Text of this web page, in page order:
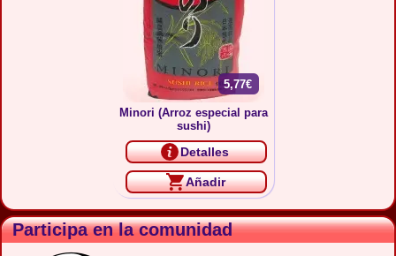
5,77€
Minori (Arroz especial para
sushi)
Detalles
Añadir
Participa en la comunidad